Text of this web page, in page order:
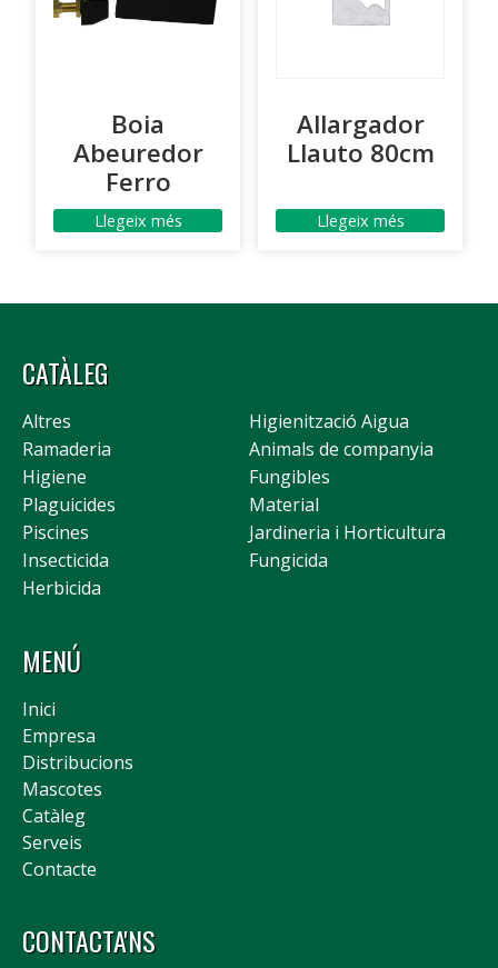
Boia
Abeuredor
Ferro
Llegeix més
Allargador
Llauto 80cm
Llegeix més
CATÀLEG
Altres
Higienització Aigua
Ramaderia
Animals de companyia
Higiene
Fungibles
Plaguicides
Material
Piscines
Jardineria i Horticultura
Insecticida
Fungicida
Herbicida
MENÚ
Inici
Empresa
Distribucions
Mascotes
Catàleg
Serveis
Contacte
CONTACTA'NS